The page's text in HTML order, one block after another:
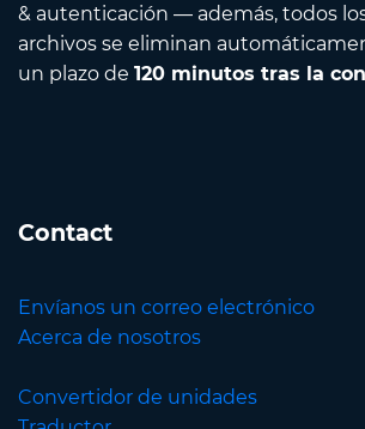
& autenticación — además, todos
archivos se eliminan
un plazo de 120 minutos tras la
Contact
Envíanos un correo electrónico
Acerca de nosotros
Convertidor de unidades